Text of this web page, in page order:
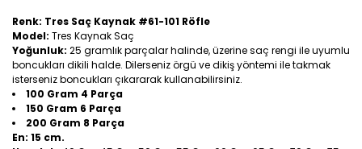
Renk: Tres Saç Kaynak #61-101 Röfle
Model: Tres Kaynak Saç
Yoğunluk: 25 gramlık parçalar halinde, üzerine saç rengi ile uyumlu
boncukları dikili halde. Dilerseniz örgü ve dikiş yöntemi ile takmak
isterseniz boncukları çıkararak kullanabilirsiniz.
100 Gram 4 Parça
150 Gram 6 Parça
200 Gram 8 Parça
En: 15 cm.